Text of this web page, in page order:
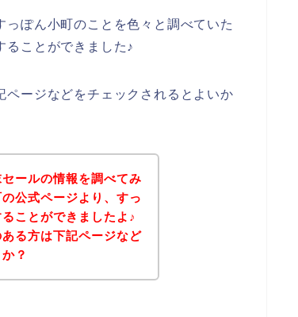
ぽん小町のことを色々と調べていた
ることができました♪
ージなどをチェックされるとよいか
ールの情報を調べてみ
公式ページより、すっ
ことができましたよ♪
る方は下記ページなど
？